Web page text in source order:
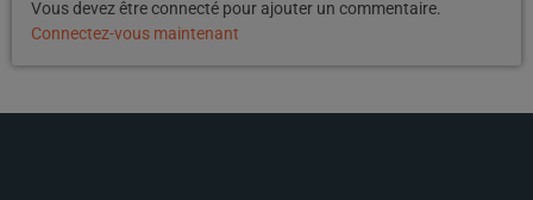
Vous devez être connecté pour ajouter un commentaire.
Connectez-vous maintenant